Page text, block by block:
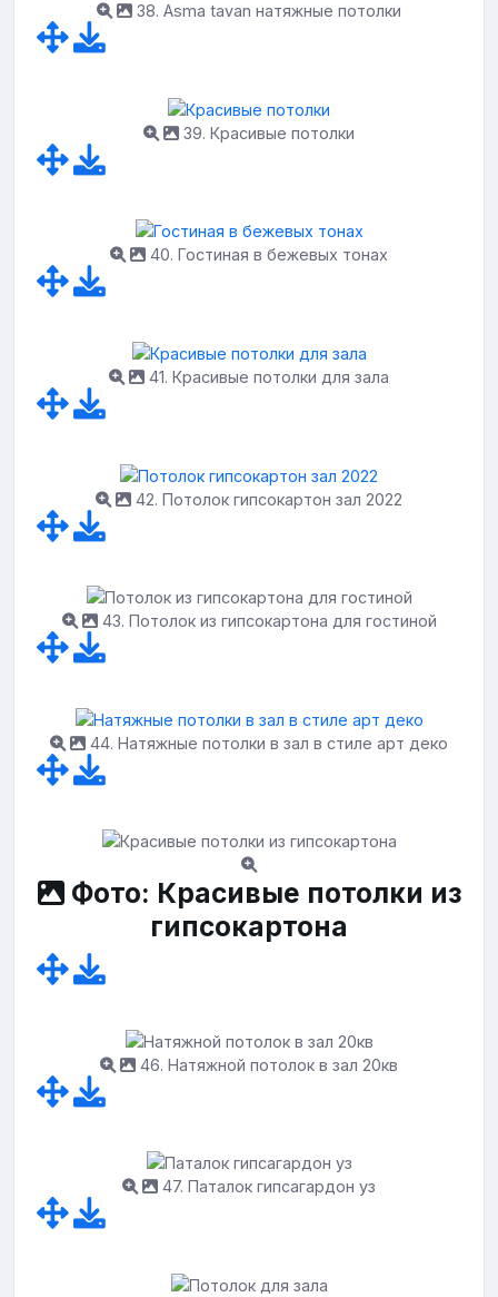
38. Asma tavan натяжные потолки
39. Красивые потолки
40. Гостиная в бежевых тонах
41. Красивые потолки для зала
42. Потолок гипсокартон зал 2022
43. Потолок из гипсокартона для гостиной
44. Натяжные потолки в зал в стиле арт деко
Фото: Красивые потолки из
гипсокартона
46. Натяжной потолок в зал 20кв
47. Паталок гипсагардон уз